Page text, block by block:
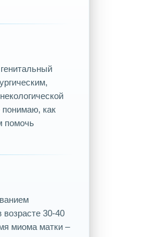
как
помочь
30-40
миома матки –